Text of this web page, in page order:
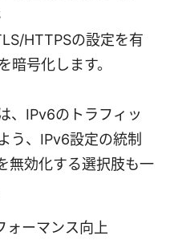
HTTPSの設定を有
暗号化します。
、IPv6のトラフィッ
う、IPv6設定の統制
無効化する選択肢も一
ォーマンス向上